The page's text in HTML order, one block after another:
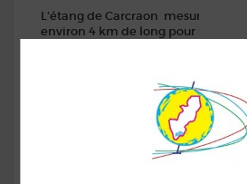
L’étang de Carcraon mesure
environ 4 km de long pour une
Plan d’eau douce, Il est traversé par
le cours d’eau «la Seiche».
Pour avoir le droit de pêche il faut
être détenteur d’un permis annuel,
Hebdomadaire ou journalier,